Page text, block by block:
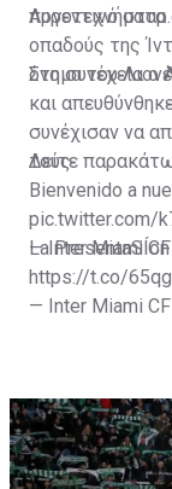
Αργεντινό σταρ.
πυροτεχνήματα
οπαδούς της
όνομα του
Στη συνέχεια ο
και
συνέχισαν να
τους.
Δείτε
Bienvenido a
pic.twitter.com/
— Inter Miami
La
https://t.co/
— Inter Miami